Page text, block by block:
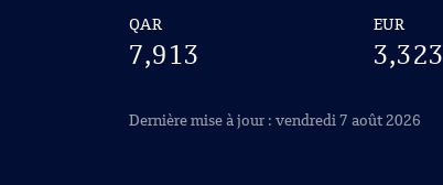
QAR
7,913
EUR
3,323
Dernière mise à jour : vendredi 7 août 2026